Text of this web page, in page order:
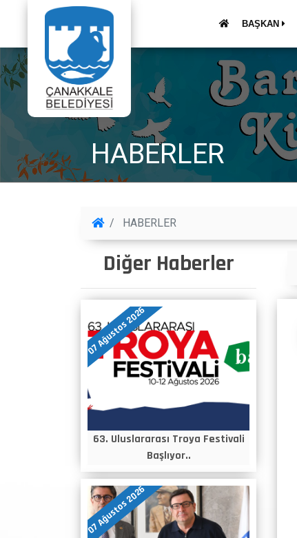
BAŞKAN
HABERLER
HABERLER
Diğer Haberler
07 Ağustos 2026
63. Uluslararası Troya Festivali
Başlıyor..
07 Ağustos 2026
Duyurular